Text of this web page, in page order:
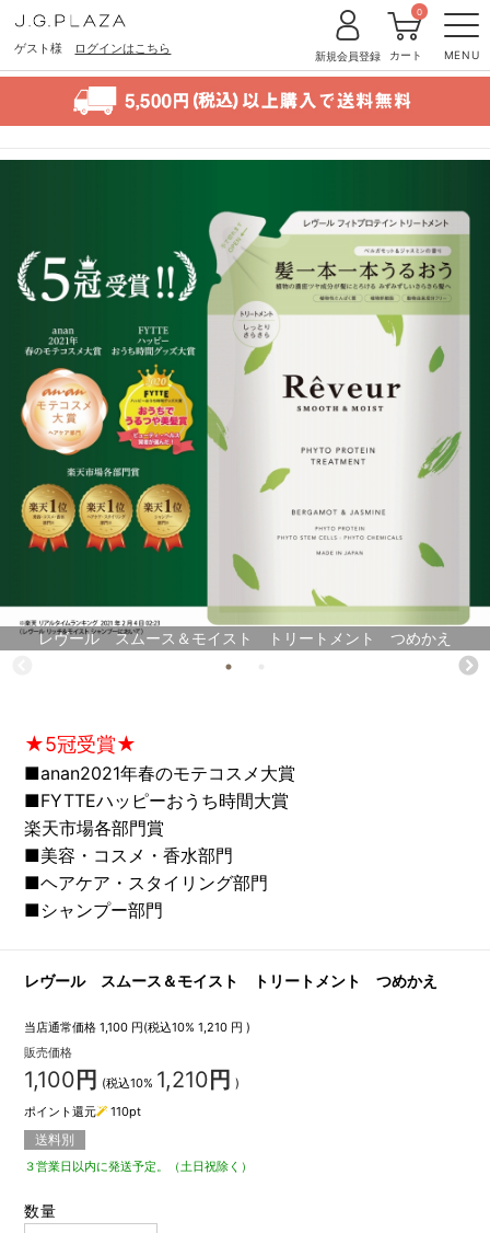
ゲスト様 ログインはこちら MENU
新規会員登録 カート
0
レヴール スムース＆モイスト トリートメント つめかえ
★5冠受賞★
■anan2021年春のモテコスメ大賞
■FYTTEハッピーおうち時間大賞
楽天市場各部門賞
■美容・コスメ・香水部門
■ヘアケア・スタイリング部門
■シャンプー部門
レヴール スムース＆モイスト トリートメント つめかえ
当店通常価格 1,100 円(税込10%1,210 円 )
販売価格
1,100 円 (税込10% 1,210 円 )
ポイント還元
110pt
送料別
３営業日以内に発送予定。（土日祝除く）
数量